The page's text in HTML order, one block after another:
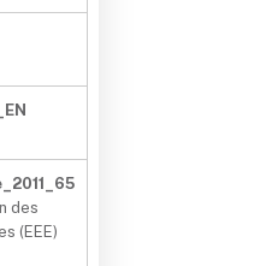
des
(EEE)